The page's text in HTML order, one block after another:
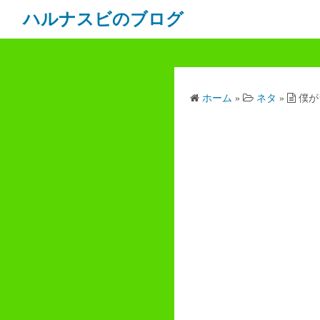
ハルナスビのブログ
ホーム » ネタ » 僕